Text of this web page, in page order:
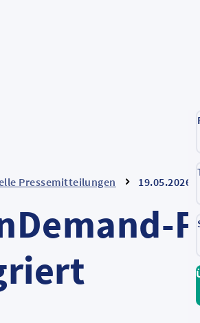
Pressemitteilungen 19.05.2026: